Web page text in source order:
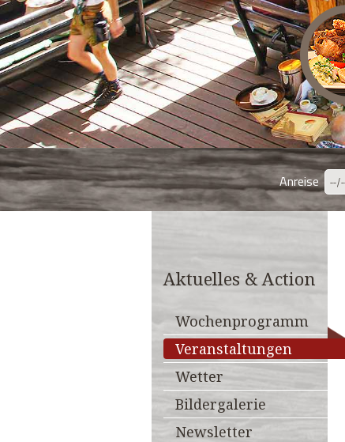
Anreise
Aktuelles & Action
Wochenprogramm
Veranstaltungen
Wetter
Bildergalerie
Newsletter